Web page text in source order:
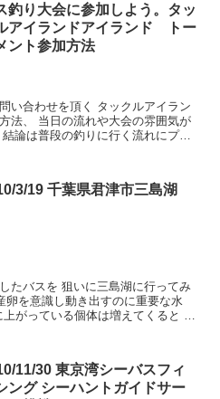
釣り大会に参加しよう。タッ
アイランドアイランド トー
ント参加方法
く タックルアイラン
雰囲気が
3/19 千葉県君津市三島湖
島湖に行ってみ
11/30 東京湾シーバスフィ
ング シーハントガイドサー